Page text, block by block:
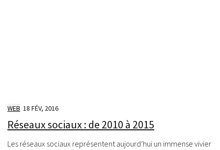
WEB 18 FÉV, 2016
Réseaux sociaux : de 2010 à 2015
Les réseaux sociaux représentent aujourd’hui un immense vivier